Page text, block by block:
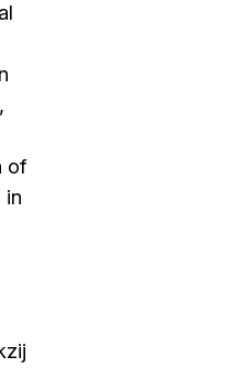
of
in